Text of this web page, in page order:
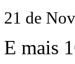
21 de
E mais